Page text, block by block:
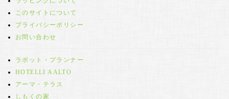
このサイトについて
プライバシーポリシー
お問い合わせ
ラボット・プランナー
HOTELLI AALTO
アーマ・テラス
しもくの家